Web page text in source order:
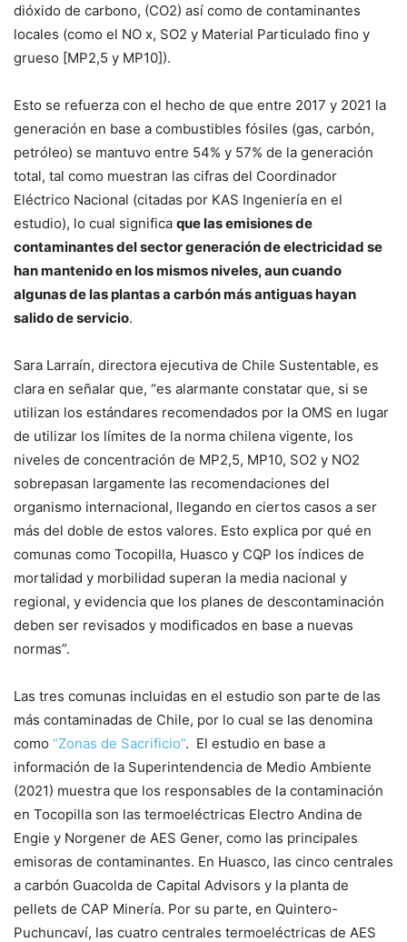
dióxido de carbono, (CO2) así como de contaminantes
locales (como el NO x, SO2 y Material Particulado fino y
grueso [MP2,5 y MP10]).
Esto se refuerza con el hecho de que entre 2017 y 2021 la
generación en base a combustibles fósiles (gas, carbón,
petróleo) se mantuvo entre 54% y 57% de la generación
total, tal como muestran las cifras del Coordinador
Eléctrico Nacional (citadas por KAS Ingeniería en el
estudio), lo cual significa que las emisiones de
contaminantes del sector generación de electricidad se
han mantenido en los mismos niveles, aun cuando
algunas de las plantas a carbón más antiguas hayan
salido de servicio.
Sara Larraín, directora ejecutiva de Chile Sustentable, es
clara en señalar que, “es alarmante constatar que, si se
utilizan los estándares recomendados por la OMS en lugar
de utilizar los límites de la norma chilena vigente, los
niveles de concentración de MP2,5, MP10, SO2 y NO2
sobrepasan largamente las recomendaciones del
organismo internacional, llegando en ciertos casos a ser
más del doble de estos valores. Esto explica por qué en
comunas como Tocopilla, Huasco y CQP los índices de
mortalidad y morbilidad superan la media nacional y
regional, y evidencia que los planes de descontaminación
deben ser revisados y modificados en base a nuevas
normas”.
Las tres comunas incluidas en el estudio son parte de las
más contaminadas de Chile, por lo cual se las denomina
como “Zonas de Sacrificio”. El estudio en base a
información de la Superintendencia de Medio Ambiente
(2021) muestra que los responsables de la contaminación
en Tocopilla son las termoeléctricas Electro Andina de
Engie y Norgener de AES Gener, como las principales
emisoras de contaminantes. En Huasco, las cinco centrales
a carbón Guacolda de Capital Advisors y la planta de
pellets de CAP Minería. Por su parte, en Quintero-
Puchuncaví, las cuatro centrales termoeléctricas de AES